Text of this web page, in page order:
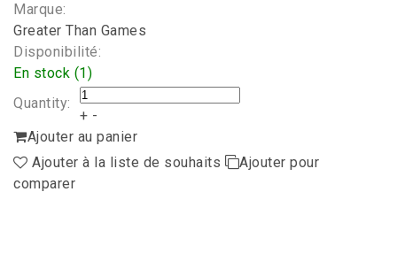
Marque:
Greater Than Games
Disponibilité:
En stock (1)
Quantity:
+ -
Ajouter au panier
Ajouter à la liste de souhaits
Ajouter pour
comparer